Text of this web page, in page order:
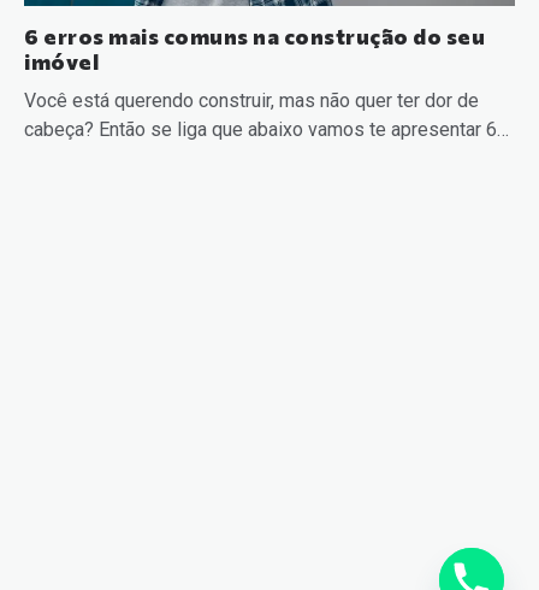
6 erros mais comuns na construção do seu
imóvel
Você está querendo construir, mas não quer ter dor de
cabeça? Então se liga que abaixo vamos te apresentar 6…